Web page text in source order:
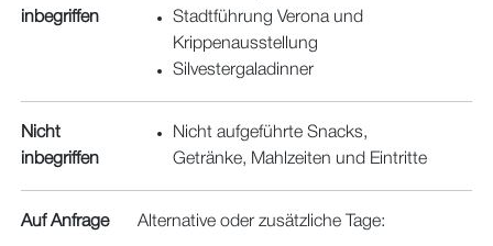
inbegriffen
Stadtführung Verona und
Krippenausstellung
Silvestergaladinner
Nicht
inbegriffen
Nicht aufgeführte Snacks,
Getränke, Mahlzeiten und Eintritte
Auf Anfrage Alternative oder zusätzliche Tage: